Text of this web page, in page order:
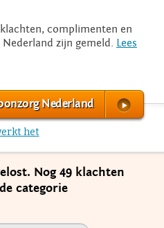
complimenten en
zijn gemeld. Lees
Nederland
het
Nog 49 klachten
categorie